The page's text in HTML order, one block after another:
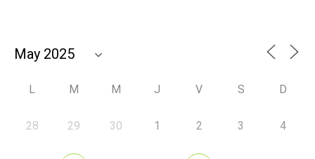
L M M J V S D
28 29 30 1 2 3 4